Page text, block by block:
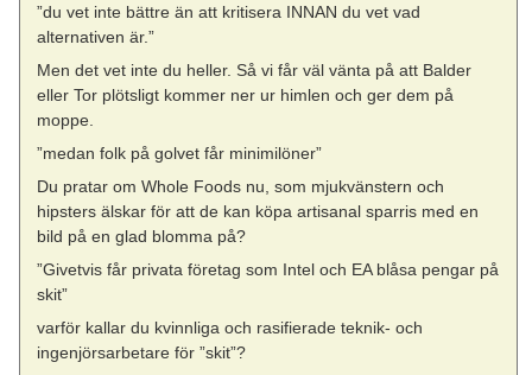
”du vet inte bättre än att kritisera INNAN du vet vad
alternativen är.”
Men det vet inte du heller. Så vi får väl vänta på att Balder
eller Tor plötsligt kommer ner ur himlen och ger dem på
moppe.
”medan folk på golvet får minimilöner”
Du pratar om Whole Foods nu, som mjukvänstern och
hipsters älskar för att de kan köpa artisanal sparris med en
bild på en glad blomma på?
”Givetvis får privata företag som Intel och EA blåsa pengar på
skit”
varför kallar du kvinnliga och rasifierade teknik- och
ingenjörsarbetare för ”skit”?